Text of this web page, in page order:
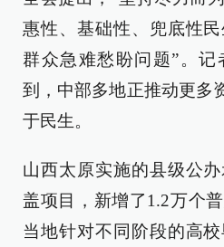
惠性、基础性、兜底性
群众急难愁盼问题”。
到，中部多地正推动更多
于民生。
山西太原实施的县级公
盖项目，新增了1.2万个
当地针对不同阶段的高